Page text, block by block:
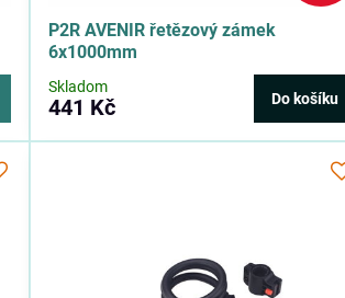
P2R AVENIR řetězový zámek
6x1000mm
Skladom
441 Kč Do košíku